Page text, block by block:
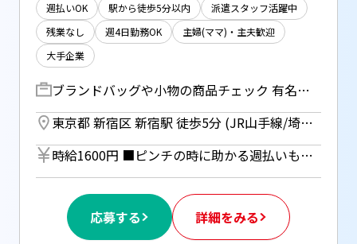
週払いOK
駅から徒歩5分以内
派遣スタッフ活躍中
残業なし
週4日勤務OK
主婦(ママ)・主夫歓迎
大手企業
ブランドバッグや小物の商品チェック 有名ラグジュアリーブランドの アクセサリーやバッグ・キッチン用品など… バックヤード業務をお任せします！ ■届いた商品の受け取り、中身のチェック ■キズがないかの確認 ■社用スマホで検品内容の入力 ■在庫確認など、スタッフ間で共有伝達 ＝＝＝＝＝＝＝＝＝＝＝＝＝＝＝＝＝＝＝＝ ＊当社スタッフさんと一緒のシフトなので わからないことはすぐに聞けて安心.* ＝＝＝＝＝＝＝＝＝＝＝＝＝＝＝＝＝＝＝＝
東京都 新宿区 新宿駅 徒歩5分 (JR山手線/埼京線/中央線/総武線/京王線/小田急線/都営新宿線/都営大江戸線/東京メトロ丸ノ内線) ／ 新宿三丁目駅 徒歩1分 (副都心線/丸ノ内線/都営新宿線)
時給1600円 ■ピンチの時に助かる週払いもOK！ （規定あり、ご希望の方は事前にご相談ください） ■月払いの場合は月末締めの翌月20日銀行振り込み ■研修時も同時給
応募する 詳細をみる